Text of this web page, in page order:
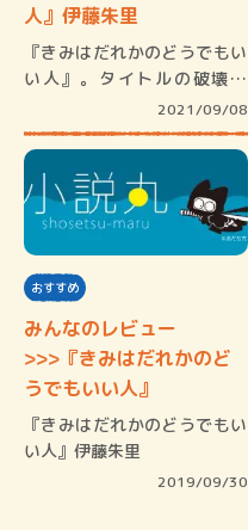
人』伊藤朱里
『きみはだれかのどうでもい
い人』。タイトルの破壊力
2021/09/08
おすすめ
みんなのレビュー
>>>『きみはだれかのど
うでもいい人』
『きみはだれかのどうでもい
い人』伊藤朱里
2019/09/30